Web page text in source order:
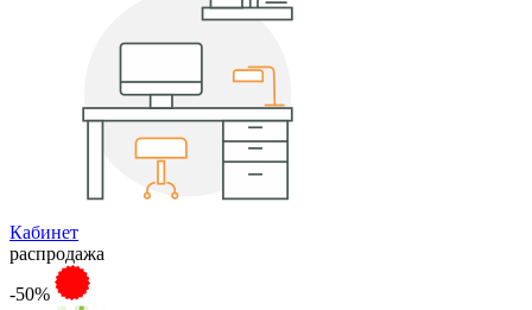
Кабинет
распродажа
-50%